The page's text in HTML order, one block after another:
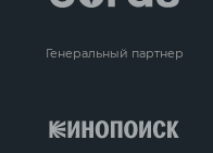
Генеральный партнер